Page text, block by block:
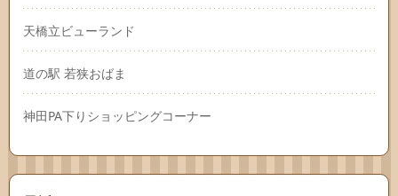
天橋立ビューランド
道の駅 若狭おばま
神田PA下りショッピングコーナー